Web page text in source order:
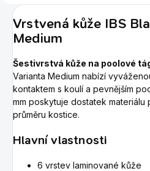
Vrstvená kůže IBS
Medium
Šestivrstvá kůže na poolové
Varianta Medium nabízí
kontaktem s koulí a pevnějším
mm poskytuje dostatek
průměru kostice.
Hlavní vlastnosti
6 vrstev laminované kůže